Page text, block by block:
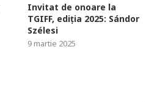
Invitat de onoare la
TGIFF, ediția 2025: Sándor
Szélesi
9 martie 2025